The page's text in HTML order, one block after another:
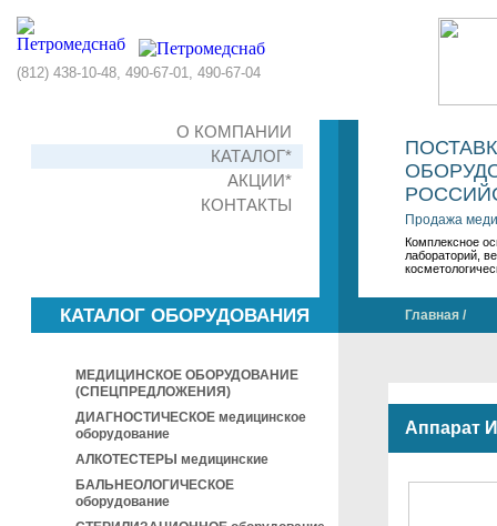
(812) 438-10-48, 490-67-01, 490-67-04
О КОМПАНИИ
КАТАЛОГ*
АКЦИИ*
КОНТАКТЫ
Продажа
Комплексное
лабораторий,
КАТАЛОГ ОБОРУДОВАНИЯ
МЕДИЦИНСКОЕ ОБОРУДОВАНИЕ
(СПЕЦПРЕДЛОЖЕНИЯ)
ДИАГНОСТИЧЕСКОЕ медицинское
оборудование
АЛКОТЕСТЕРЫ медицинские
БАЛЬНЕОЛОГИЧЕСКОЕ
оборудование
Главная /
Аппарат